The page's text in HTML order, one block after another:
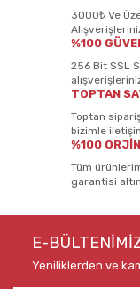
3000₺ Ve
%100
256 Bit SSL
TOPTAN
Toptan
bizimle
%100
Tüm
garantisi
E-
Yeniliklerden ve